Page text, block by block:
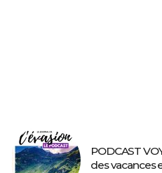
PODCAST
des vacances